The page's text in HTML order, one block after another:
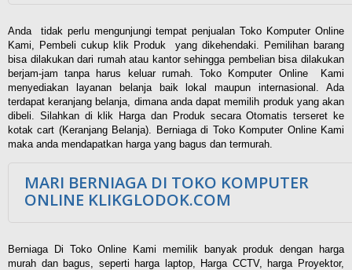
Anda tidak perlu mengunjungi tempat penjualan Toko Komputer Online
Kami, Pembeli cukup klik Produk yang dikehendaki. Pemilihan barang
bisa dilakukan dari rumah atau kantor sehingga pembelian bisa dilakukan
berjam-jam tanpa harus keluar rumah. Toko Komputer Online Kami
menyediakan layanan belanja baik lokal maupun internasional. Ada
terdapat keranjang belanja, dimana anda dapat memilih produk yang akan
dibeli. Silahkan di klik Harga dan Produk secara Otomatis terseret ke
kotak cart (Keranjang Belanja). Berniaga di Toko Komputer Online Kami
maka anda mendapatkan harga yang bagus dan termurah.
MARI BERNIAGA DI TOKO KOMPUTER
ONLINE KLIKGLODOK.COM
Berniaga Di Toko Online Kami memilik banyak produk dengan harga
murah dan bagus, seperti harga laptop, Harga CCTV, harga Proyektor,